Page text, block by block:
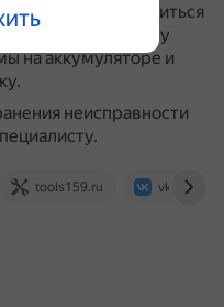
Следует убедиться
данному
на аккумуляторе и
неисправности
tools159.ru vk.com